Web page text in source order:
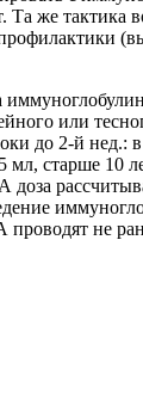
Та же тактика
или
до 2-й нед.: в
мл, старше 10
не